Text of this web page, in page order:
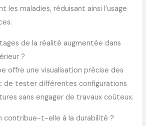
maladies, réduisant ainsi l’usage
de la réalité augmentée dans
?
offre une visualisation précise des
tester différentes configurations
sans engager de travaux coûteux.
contribue-t-elle à la durabilité ?